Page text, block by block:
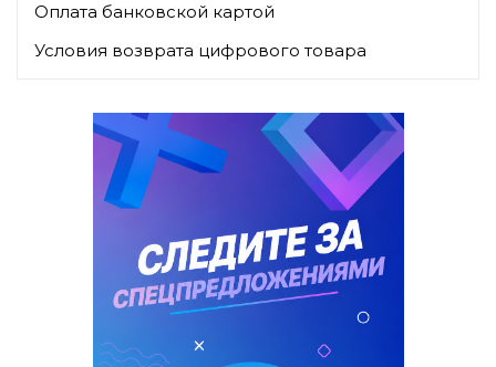
Оплата банковской картой
Условия возврата цифрового товара